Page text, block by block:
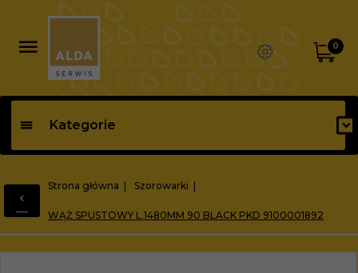
0
Kategorie
Strona główna Szorowarki
WĄŻ SPUSTOWY L.1480MM 90 BLACK PKD 9100001892